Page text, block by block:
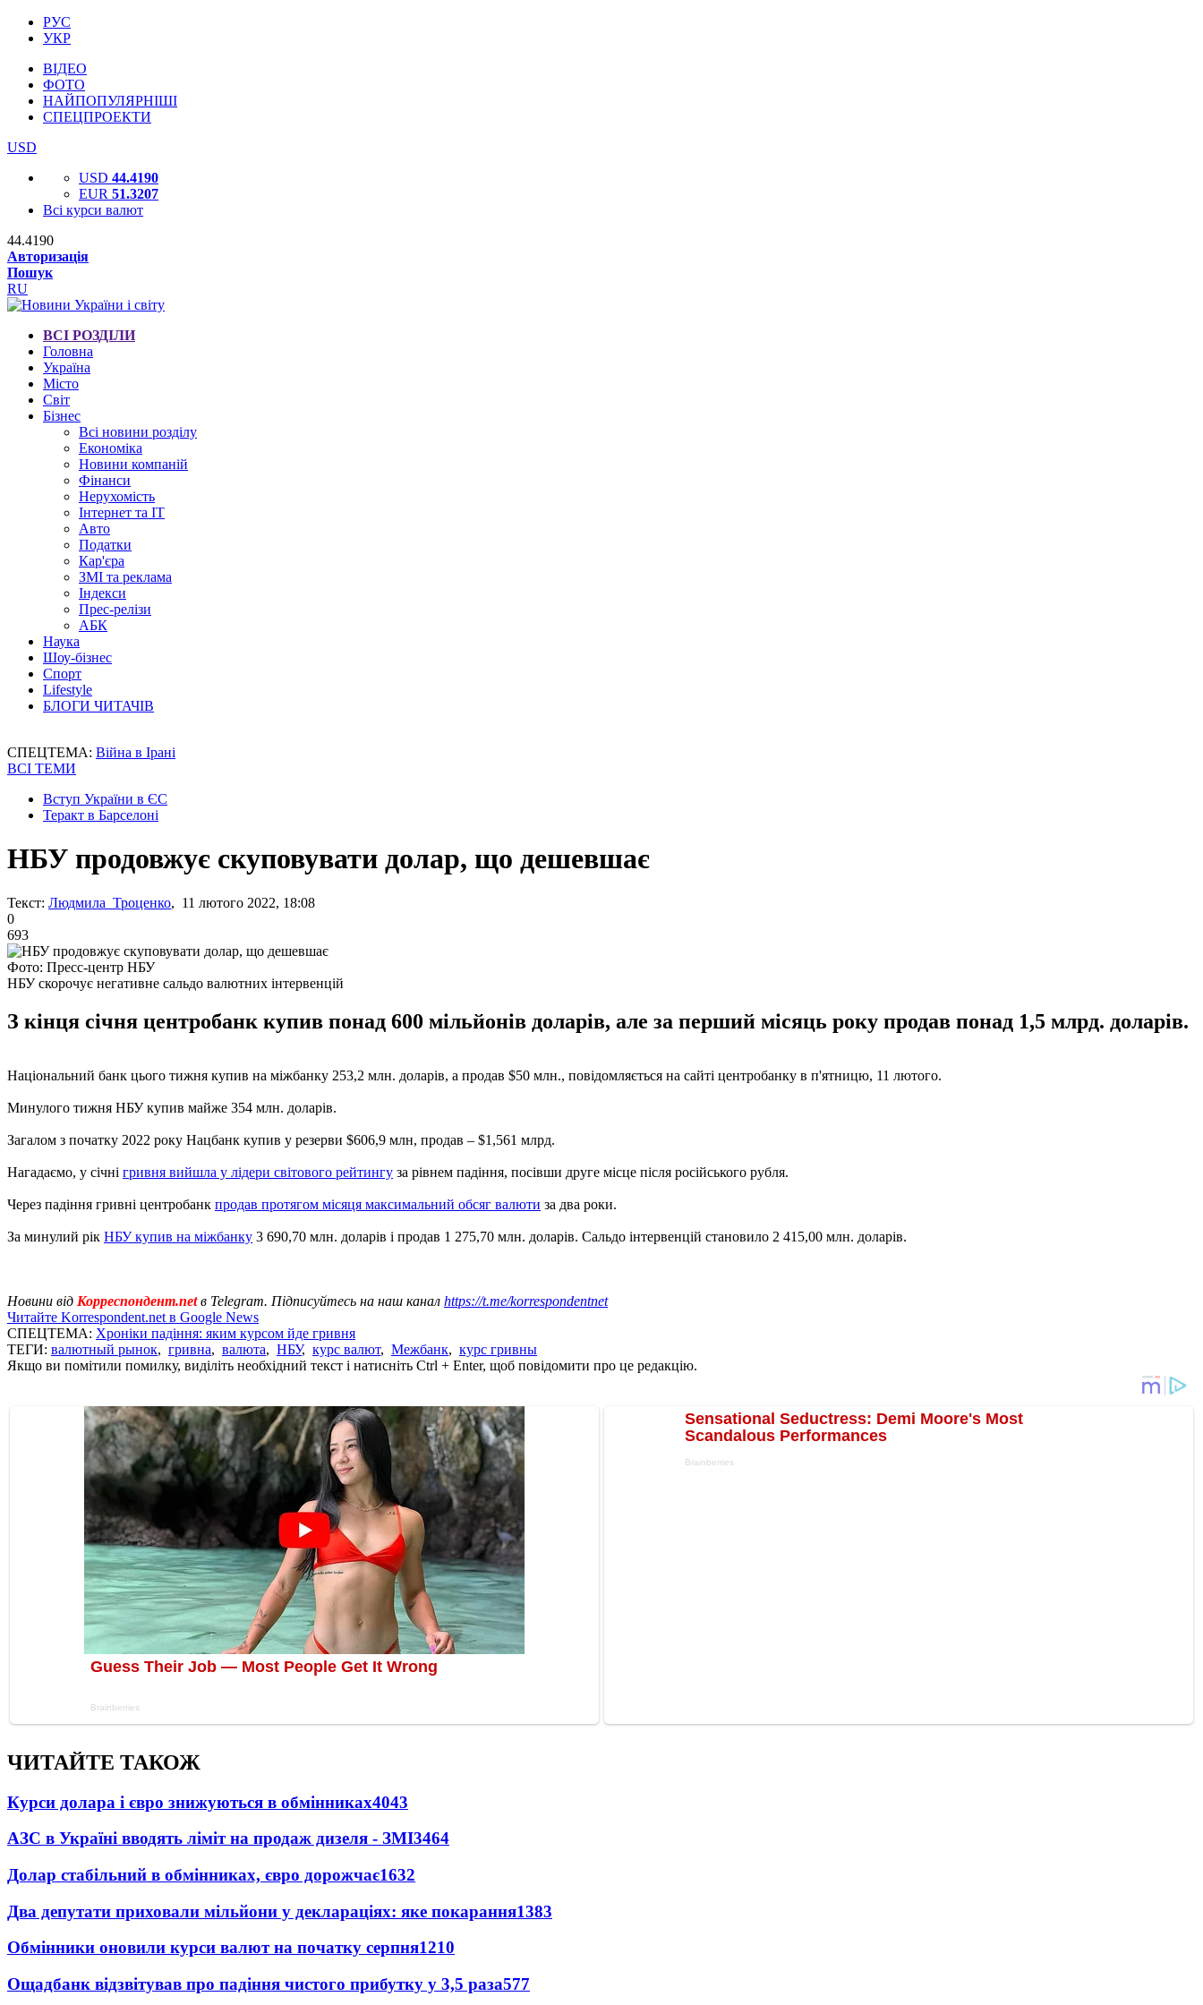
РУС
УКР
ВІДЕО
ФОТО
НАЙПОПУЛЯРНІШІ
СПЕЦПРОЕКТИ
USD
USD 44.4190
EUR 51.3207
Всі курси валют
44.4190
Авторизація
Пошук
RU
ВСІ РОЗДІЛИ
Головна
Україна
Місто
Світ
Бізнес
Всі новини розділу
Економіка
Новини компаній
Фінанси
Нерухомість
Інтернет та IT
Авто
Податки
Кар'єра
ЗМІ та реклама
Індекси
Прес-релізи
АБК
Наука
Шоу-бізнес
Спорт
Lifestyle
БЛОГИ ЧИТАЧІВ
СПЕЦТЕМА: Війна в Ірані
ВСІ ТЕМИ
Вступ України в ЄС
Теракт в Барселоні
НБУ продовжує скуповувати долар, що дешевшає
Текст: Людмила Троценко, 11 лютого 2022, 18:08
0
693
Фото: Пресс-центр НБУ
НБУ скорочує негативне сальдо валютних інтервенцій
З кінця січня центробанк купив понад 600 мільйонів доларів, але за перший місяць року продав понад 1,5 млрд. доларів.
Національний банк цього тижня купив на міжбанку 253,2 млн. доларів, а продав $50 млн., повідомляється на сайті центробанку в п'ятницю, 11 лютого.
Минулого тижня НБУ купив майже 354 млн. доларів.
Загалом з початку 2022 року Нацбанк купив у резерви $606,9 млн, продав – $1,561 млрд.
Нагадаємо, у січні гривня вийшла у лідери світового рейтингу за рівнем падіння, посівши друге місце після російського рубля.
Через падіння гривні центробанк продав протягом місяця максимальний обсяг валюти за два роки.
За минулий рік НБУ купив на міжбанку 3 690,70 млн. доларів і продав 1 275,70 млн. доларів. Сальдо інтервенцій становило 2 415,00 млн. доларів.
Новини від Корреспондент.netв Telegram. Підписуйтесь на наш канал https://t.me/korrespondentnet
Читайте Korrespondent.net в Google News
СПЕЦТЕМА: Хроніки падіння: яким курсом йде гривня
ТЕГИ: валютный рынок, гривна, валюта, НБУ, курс валют, Межбанк, курс гривны
Якщо ви помітили помилку, виділіть необхідний текст і натисніть Ctrl + Enter, щоб повідомити про це редакцію.
ЧИТАЙТЕ ТАКОЖ
Курси долара і євро знижуються в обмінниках4043
АЗС в Україні вводять ліміт на продаж дизеля - ЗМІ3464
Долар стабільний в обмінниках, євро дорожчає1632
Два депутати приховали мільйони у деклараціях: яке покарання1383
Обмінники оновили курси валют на початку серпня1210
Ощадбанк відзвітував про падіння чистого прибутку у 3,5 раза577